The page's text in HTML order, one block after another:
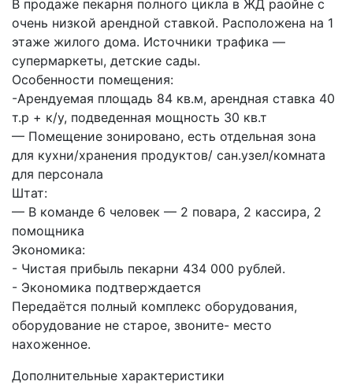
В продаже пекарня полного цикла в ЖД раойне с
очень низкой арендной ставкой. Расположена на 1
этаже жилого дома. Источники трафика —
супермаркеты, детские сады.
Особенности помещения:
-Арендуемая площадь 84 кв.м, арендная ставка 40
т.р + к/у, подведенная мощность 30 кв.т
— Помещение зонировано, есть отдельная зона
для кухни/хранения продуктов/ сан.узел/комната
для персонала
Штат:
— В команде 6 человек — 2 повара, 2 кассира, 2
помощника
Экономика:
- Чистая прибыль пекарни 434 000 рублей.
- Экономика подтверждается
Передаётся полный комплекс оборудования,
оборудование не старое, звоните- место
нахоженное.
Дополнительные характеристики